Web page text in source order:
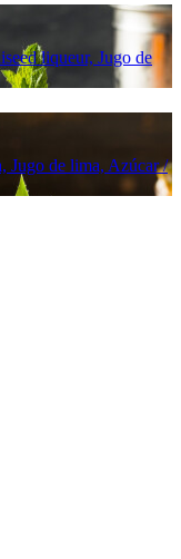
liqueur, Jugo de
Jugo de lima, Azúcar /